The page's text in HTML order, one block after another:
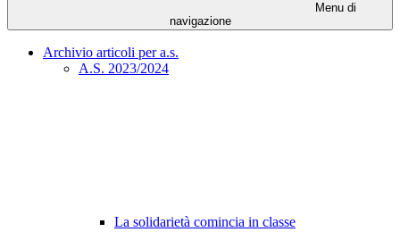
Menu di
navigazione
Archivio articoli per a.s.
A.S. 2023/2024
La solidarietà comincia in classe